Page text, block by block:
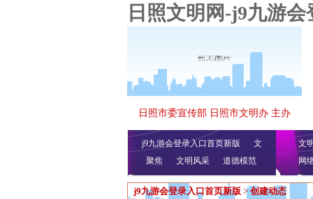
日照文明网-j9九游
日照市委宣传部 日照市文明办 主办
j9九游会登录入口首页新版
文
明播报
公益视频
聚焦 文明风采 道德模范
文
网
j9九游会登录入口首页新版 > 创建动态